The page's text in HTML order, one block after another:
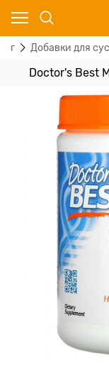
Добавки для
Doctor's Best
Ваш город - Москва,
угадали?
ДА НЕТ